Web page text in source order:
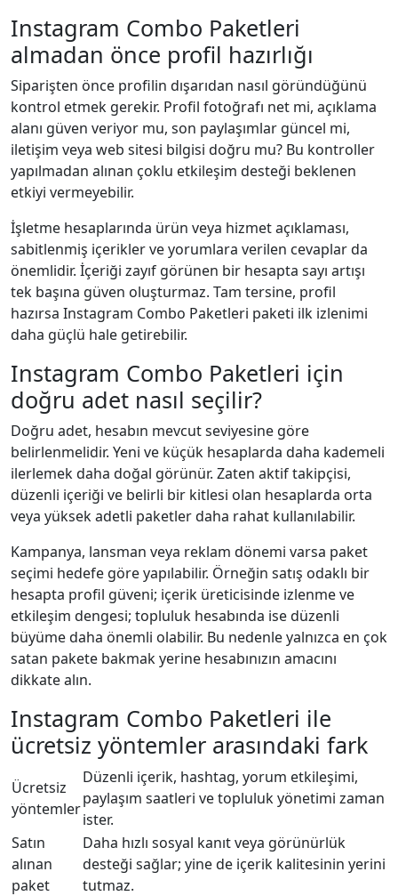
Instagram Combo Paketleri
almadan önce profil hazırlığı
Siparişten önce profilin dışarıdan nasıl göründüğünü
kontrol etmek gerekir. Profil fotoğrafı net mi, açıklama
alanı güven veriyor mu, son paylaşımlar güncel mi,
iletişim veya web sitesi bilgisi doğru mu? Bu kontroller
yapılmadan alınan çoklu etkileşim desteği beklenen
etkiyi vermeyebilir.
İşletme hesaplarında ürün veya hizmet açıklaması,
sabitlenmiş içerikler ve yorumlara verilen cevaplar da
önemlidir. İçeriği zayıf görünen bir hesapta sayı artışı
tek başına güven oluşturmaz. Tam tersine, profil
hazırsa Instagram Combo Paketleri paketi ilk izlenimi
daha güçlü hale getirebilir.
Instagram Combo Paketleri için
doğru adet nasıl seçilir?
Doğru adet, hesabın mevcut seviyesine göre
belirlenmelidir. Yeni ve küçük hesaplarda daha kademeli
ilerlemek daha doğal görünür. Zaten aktif takipçisi,
düzenli içeriği ve belirli bir kitlesi olan hesaplarda orta
veya yüksek adetli paketler daha rahat kullanılabilir.
Kampanya, lansman veya reklam dönemi varsa paket
seçimi hedefe göre yapılabilir. Örneğin satış odaklı bir
hesapta profil güveni; içerik üreticisinde izlenme ve
etkileşim dengesi; topluluk hesabında ise düzenli
büyüme daha önemli olabilir. Bu nedenle yalnızca en çok
satan pakete bakmak yerine hesabınızın amacını
dikkate alın.
Instagram Combo Paketleri ile
ücretsiz yöntemler arasındaki fark
Ücretsiz
yöntemler
Düzenli içerik, hashtag, yorum etkileşimi,
paylaşım saatleri ve topluluk yönetimi zaman
ister.
Satın
alınan
paket
Daha hızlı sosyal kanıt veya görünürlük
desteği sağlar; yine de içerik kalitesinin yerini
tutmaz.